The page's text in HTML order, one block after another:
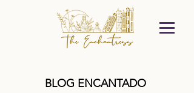
BLOG ENCANTADO